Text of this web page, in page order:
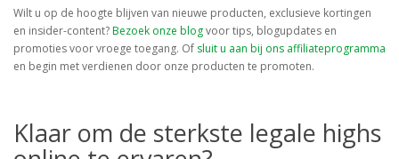
Wilt u op de hoogte blijven van nieuwe producten, exclusieve kortingen
en insider-content?Bezoek onze blogvoor tips, blogupdates en
promoties voor vroege toegang. Of sluit u aan bij ons affiliateprogramma
en begin met verdienen door onze producten te promoten.
Klaar om de sterkste legale highs